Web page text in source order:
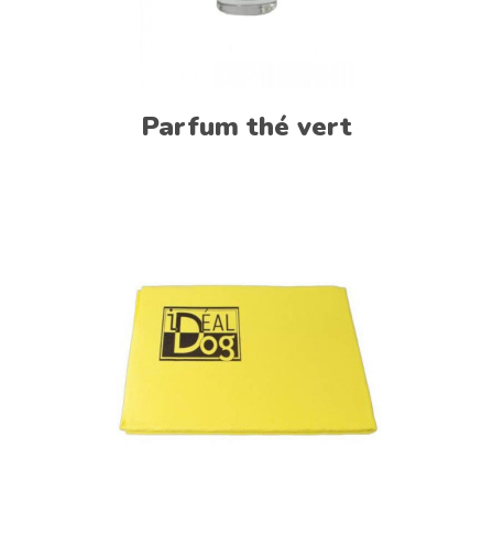
Parfum thé vert